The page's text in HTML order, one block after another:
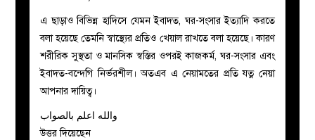
এ ছাড়াও বিভিন্ন হাদিসে যেমন ইবাদত, ঘর-সংসার ইত্যাদি করতে
বলা হয়েছে তেমনি স্বাস্থ্যের প্রতিও খেয়াল রাখতে বলা হয়েছে। কারণ
শরীরিক সুস্থতা ও মানসিক স্বস্তির ওপরই কাজকর্ম, ঘর-সংসার এবং
ইবাদত-বন্দেগি নির্ভরশীল। অতএব এ নেয়ামতের প্রতি যত্ন নেয়া
আপনার দায়িত্ব।
والله اعلم بالصواب
উত্তর দিয়েছেন